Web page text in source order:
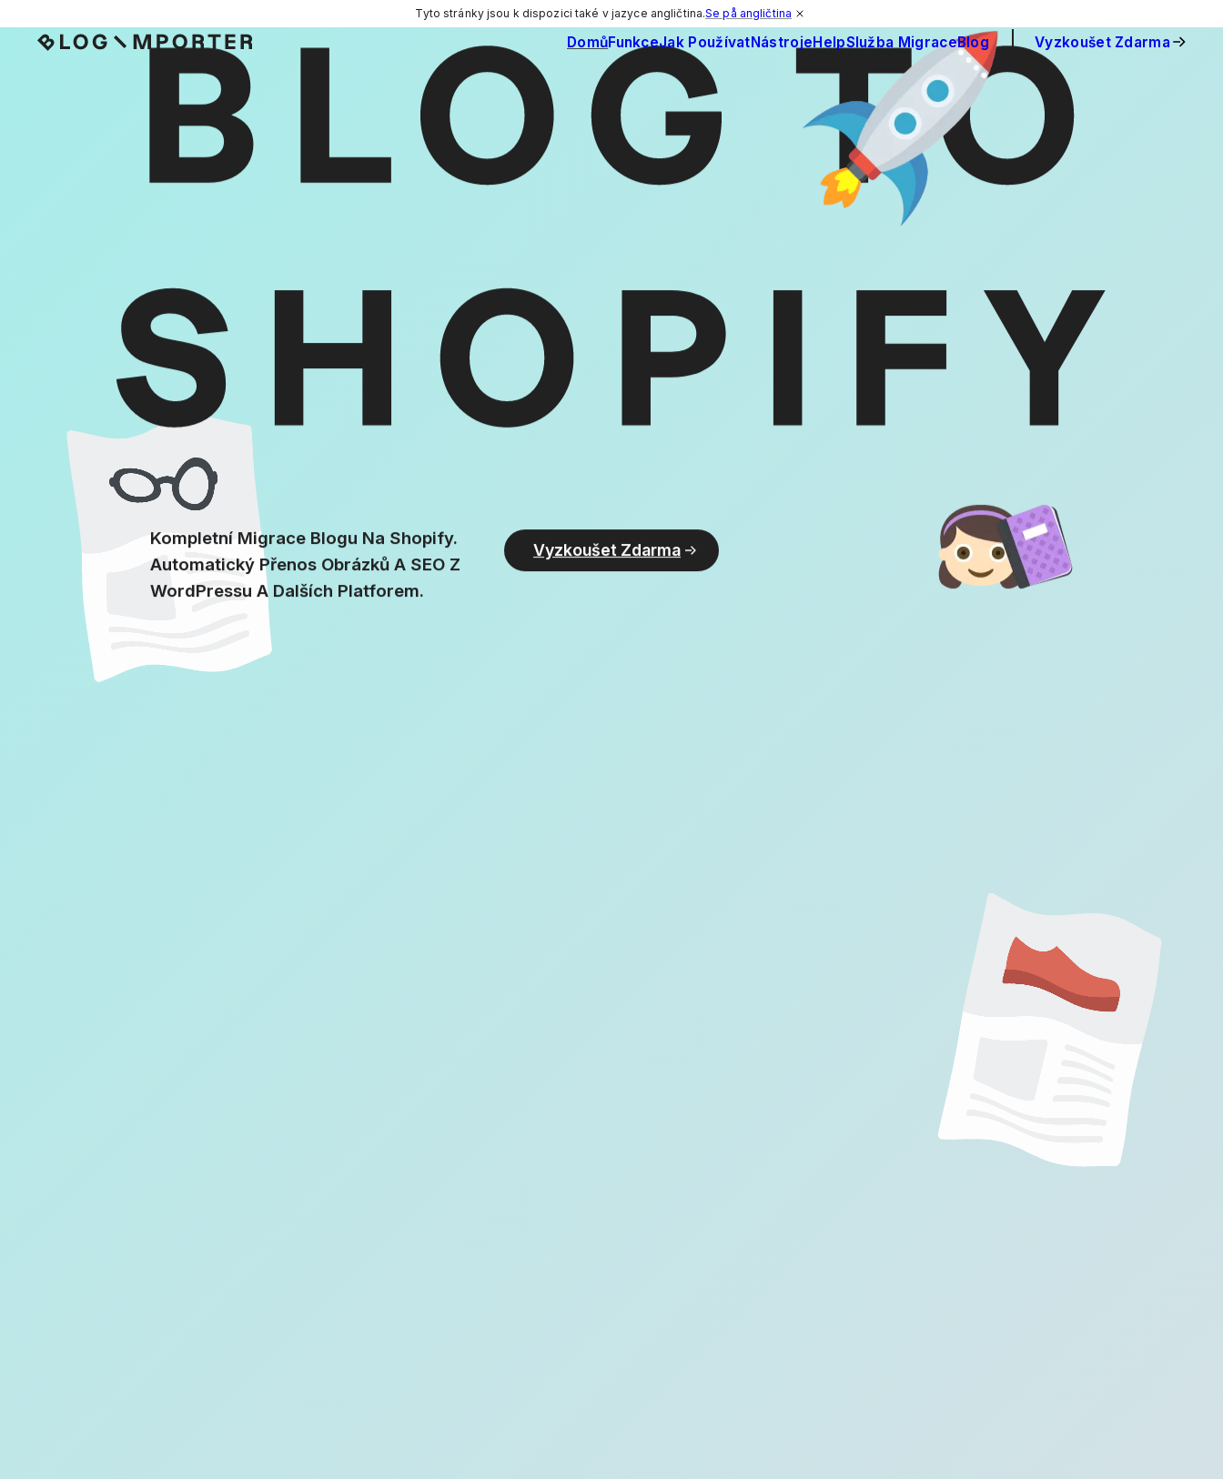
DomůFunkceJak PoužívatNástrojeHelpSlužba MigraceBlog Vyzkoušet Zdarma
Kompletní Migrace Blogu Na Shopify.
Automatický Přenos Obrázků A SEO Z
WordPressu A Dalších Platforem.
Vyzkoušet Zdarma
Tyto stránky jsou k dispozici také v jazyce angličtina.Se på angličtina